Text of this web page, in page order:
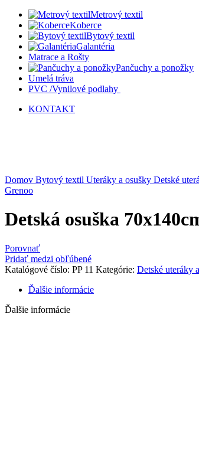
Metrový textil
Koberce
Bytový textil
Galantéria
Matrace a Rošty
Pančuchy a ponožky
Umelá tráva
PVC /Vynilové podlahy
KONTAKT
Domov Bytový textil Uteráky a osušky Detské
Grenoo
Detská osuška
Porovnať
Pridať medzi obľúbené
Katalógové číslo: PP 11 Kategórie: Detské uteráky
Ďalšie informácie
Ďalšie informácie